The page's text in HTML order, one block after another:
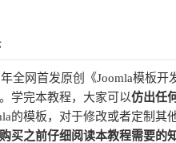
全网首发原创《Joomla模板
学完本教程，大家可以仿出任
的模板，对于修改或者定制
买之前仔细阅读本教程需要的